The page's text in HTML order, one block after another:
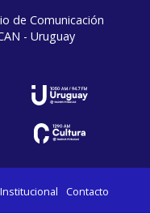
de Comunicación
- Uruguay
Institucional Contacto